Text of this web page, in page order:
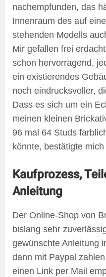
nachempfunden, das
Innenraum des auf
stehenden Modells
Mir gefallen frei
schon hervorragend,
ein existierendes
noch eindrucksvoller,
Dass es sich um ein
meinen kleinen
96 mal 64 Studs
könnte, bestätigte
Kaufprozess,
Anleitung
Der Online-Shop von
bislang sehr
gewünschte Anleitung
dann mit Paypal
einen Link per Mail